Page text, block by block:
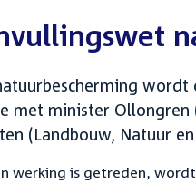
met minister Ollongren
(Landbouw, Natuur
werking is getreden,